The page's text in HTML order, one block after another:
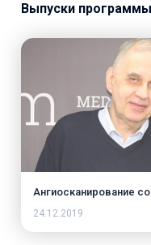
Выпуски программы
Ангиосканирование
24.12.2019